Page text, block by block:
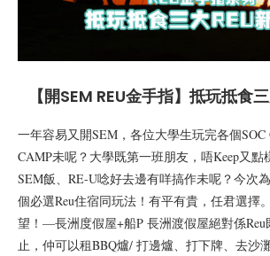
【開SEM REU金手指】抵玩抵食
一年容易又開SEM，各位大學生玩完各個
CAMP未呢？大學既第一班朋友，唔Keep又
SEM飯、RE-U唸好去邊有咩搞作未呢？今次
個必選Reu住宿同玩法！有平有貴，任君選擇
望！—長洲度假屋+船P 長洲渡假屋絕對係
止，仲可以租BBQ爐/ 打邊爐、打下牌、去沙